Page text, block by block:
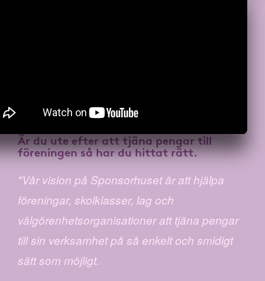
Är du ute efter atttjäna pengar till
föreningenså har du hittat rätt.
"Vår vision på Sponsorhuset är att hjälpa
föreningar, skolklasser, lag och
välgörenhetsorganisationer att tjäna pengar
till sin verksamhet på så enkelt och smidigt
sätt som möjligt.